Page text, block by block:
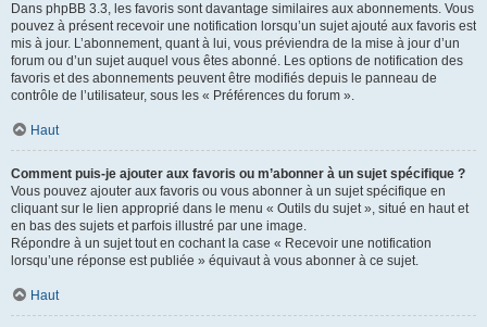
Dans phpBB 3.3, les favoris sont davantage similaires aux abonnements. Vous
pouvez à présent recevoir une notification lorsqu’un sujet ajouté aux favoris est
mis à jour. L’abonnement, quant à lui, vous préviendra de la mise à jour d’un
forum ou d’un sujet auquel vous êtes abonné. Les options de notification des
favoris et des abonnements peuvent être modifiés depuis le panneau de
contrôle de l’utilisateur, sous les « Préférences du forum ».
Haut
Comment puis-je ajouter aux favoris ou m’abonner à un sujet spécifique ?
Vous pouvez ajouter aux favoris ou vous abonner à un sujet spécifique en
cliquant sur le lien approprié dans le menu « Outils du sujet », situé en haut et
en bas des sujets et parfois illustré par une image.
Répondre à un sujet tout en cochant la case « Recevoir une notification
lorsqu’une réponse est publiée » équivaut à vous abonner à ce sujet.
Haut